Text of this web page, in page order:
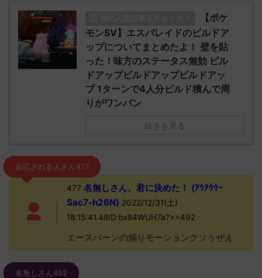
【ポケ
モンSV】エスバレイドのビルドア
ップについてまとめたよ！ 壁を貼
った！味方のステータス無効 ビル
ドアップビルドアップビルドアッ
プ 1ターンで4人分ビルド積んで周
りがワンパン
続きを見る
反応される人さん477
477 名無しさん、君に決めた！ (ｱｳｱｳｳｰ
Sac7-h26N) 2022/12/31(土)
18:15:41.48ID:bx84WUH7a?>>492
エースバーンの煽りモーションクソうぜえ
名無しさん492